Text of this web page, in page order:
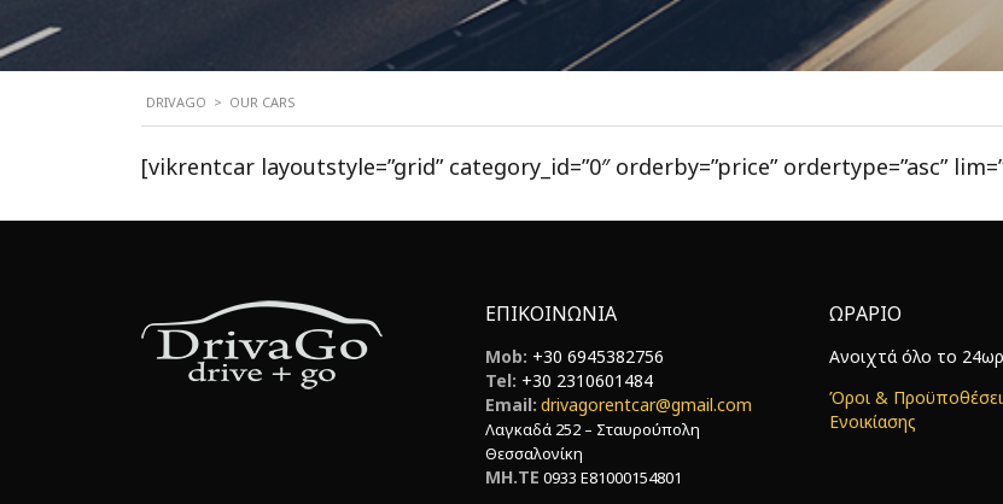
DRIVAGO > OUR CARS
[vikrentcar layoutstyle=”grid” category_id=”0″ orderby=”price” ordertype=”asc”
ΕΠΙΚΟΙΝΩΝΙΑ
Mob: +30 6945382756
Tel: +30 2310601484
Email: drivagorentcar@gmail.com
Λαγκαδά 252 – Σταυρούπολη
Θεσσαλονίκη
ΜΗ.ΤΕ 0933 Ε81000154801
ΩΡΑΡΙΟ
Ανοιχτά όλο το
Όροι &
Ενοικίασης